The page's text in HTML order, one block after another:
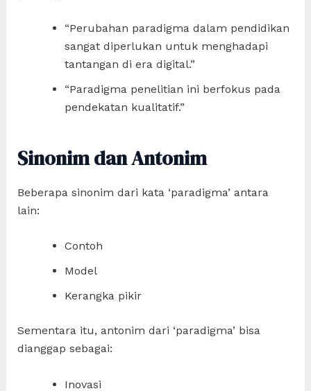
“Perubahan paradigma dalam pendidikan
sangat diperlukan untuk menghadapi
tantangan di era digital.”
“Paradigma penelitian ini berfokus pada
pendekatan kualitatif.”
Sinonim dan Antonim
Beberapa sinonim dari kata ‘paradigma’ antara
lain:
Contoh
Model
Kerangka pikir
Sementara itu, antonim dari ‘paradigma’ bisa
dianggap sebagai:
Inovasi